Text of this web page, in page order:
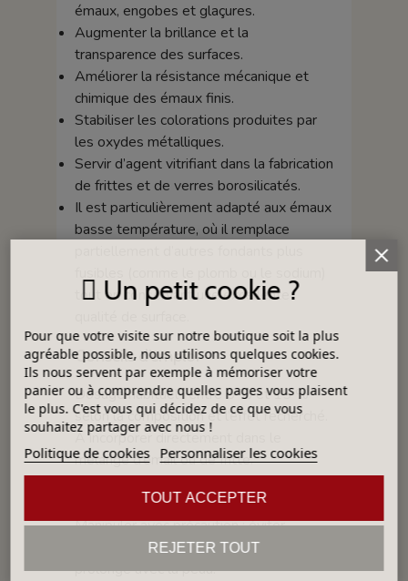
émaux, engobes et glaçures.
Augmenter la brillance et la
transparence des surfaces.
Améliorer la résistance mécanique et
chimique des émaux finis.
Stabiliser les colorations produites par
les oxydes métalliques.
Servir d’agent vitrifiant dans la fabrication
de frittes et de verres borosilicatés.
Il est particulièrement adapté aux émaux
basse température, où il remplace
tout en conservant une excellente
Conseils d’emploi
Dosage habituel : entre 5 % et 15 %
selon la composition et l’effet recherché.
À incorporer directement dans le
mélange d’émail ou de fritte.
Compatible avec la plupart des oxydes
et matières premières céramiques.
Manipuler avec précaution : éviter
l’inhalation de la poudre et le contact
prolongé avec la peau.
Un petit cookie ?
Pour que votre visite sur notre boutique soit la plus
agréable possible, nous utilisons quelques cookies.
Ils nous servent par exemple à mémoriser votre
panier ou à comprendre quelles pages vous plaisent
le plus. C'est vous qui décidez de ce que vous
souhaitez partager avec nous !
Politique de cookies Personnaliser les cookies
REJETER TOUT
TOUT ACCEPTER